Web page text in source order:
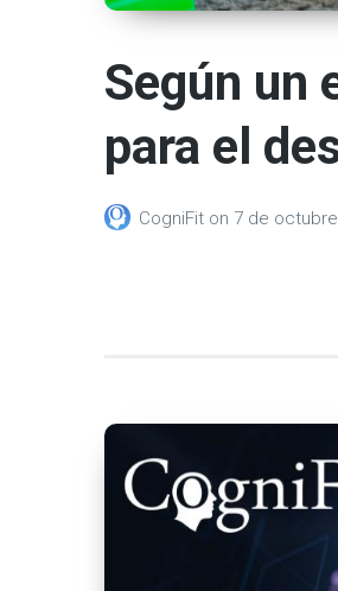
Según un
para el
CogniFit on 7 de